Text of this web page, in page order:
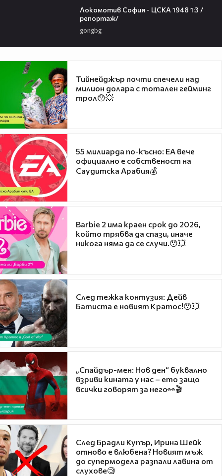
Локомотив София - ЦСКА 1948 1:3 /
репортаж/
gongbg
Тийнейджър почти спечели над
милион долара с тотален гейминг
трол😯💥
55 милиарда по-късно: EA вече
официално е собственост на
Саудитска Арабия💰
Barbie 2 има краен срок до 2026,
който трябва да спази, иначе
никога няма да се случи.😯💥
След тежка контузия: Дейв
Батиста е новият Кратос!😯💥
„Спайдър-мен: Нов ден“ буквално
взриви кината у нас – ето защо
всички говорят за него👀🎬
След Брадли Купър, Ирина Шейк
отново е влюбена? Новият мъж
до супермодела разпали лавина от
слухове🧐